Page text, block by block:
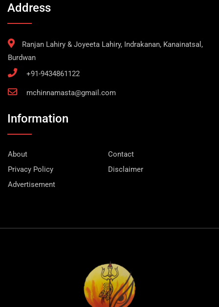
Address
Ranjan Lahiry & Joyeeta Lahiry, Indrakanan, Kanainatsal,
Burdwan
+91-9434861122
mchinnamasta@gmail.com
Information
About
Contact
Privacy Policy
Disclaimer
Advertisement